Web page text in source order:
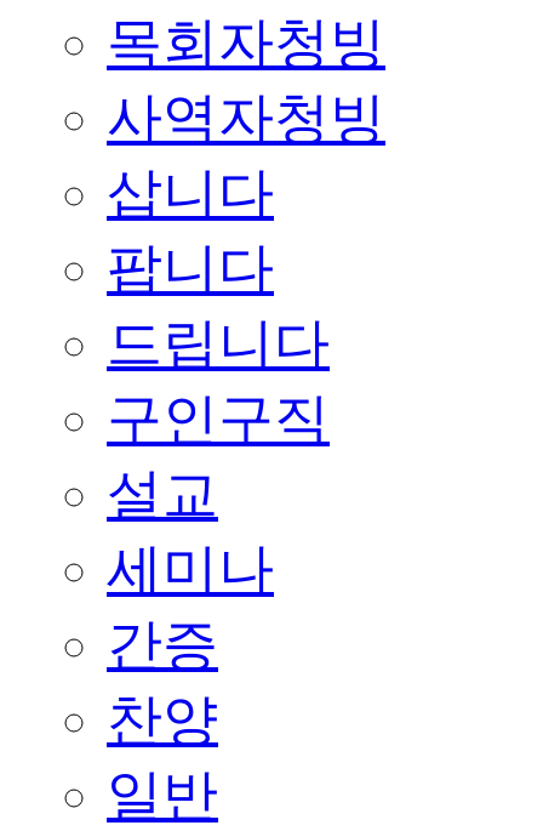
목회자청빙
사역자청빙
삽니다
팝니다
드립니다
구인구직
설교
세미나
간증
찬양
일반